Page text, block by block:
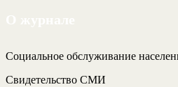
Социальное обслуживание
Свидетельство СМИ